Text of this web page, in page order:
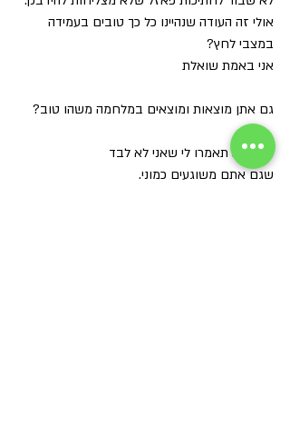
אולי זה העודה שנהיינו כל כך טובים בעמידה
במצבי לחץ?
אני באמת שואלת
גם אתן מוצאות ומוצאים במלחמה משהו טוב?
בבקשה תאמרו לי שאני לא לבד
שגם אתם משוגעים כמוני.